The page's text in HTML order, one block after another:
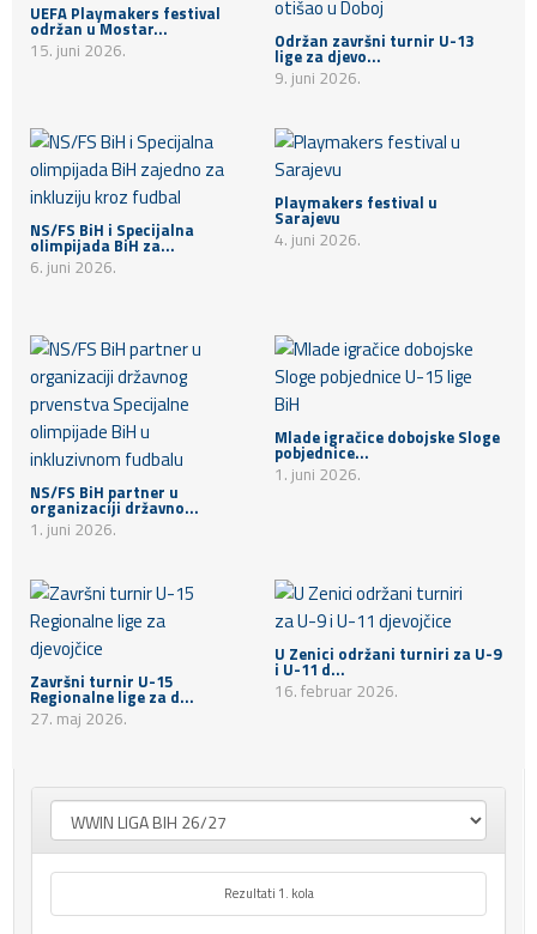
UEFA Playmakers festival
održan u Mostar...
15. juni 2026.
Održan završni turnir U-13
lige za djevo...
9. juni 2026.
NS/FS BiH i Specijalna
olimpijada BiH za...
6. juni 2026.
Playmakers festival u
Sarajevu
4. juni 2026.
NS/FS BiH partner u
organizaciji državno...
1. juni 2026.
Mlade igračice dobojske Sloge
pobjednice...
1. juni 2026.
Završni turnir U-15
Regionalne lige za d...
27. maj 2026.
U Zenici održani turniri za U-9
i U-11 d...
16. februar 2026.
Rezultati 1. kola